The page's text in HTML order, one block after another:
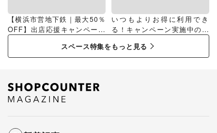
【横浜市営地下鉄｜最大50％
OFF】出店応援キャンペーン
特集
いつもよりお得に利用でき
る！キャンペーン実施中のス
スペース特集をもっと見る